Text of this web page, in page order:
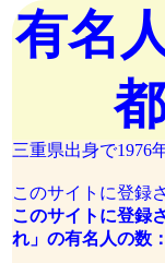
有名
三重県出身で1976
このサイトに登録
このサイトに登録
れ」の有名人の数